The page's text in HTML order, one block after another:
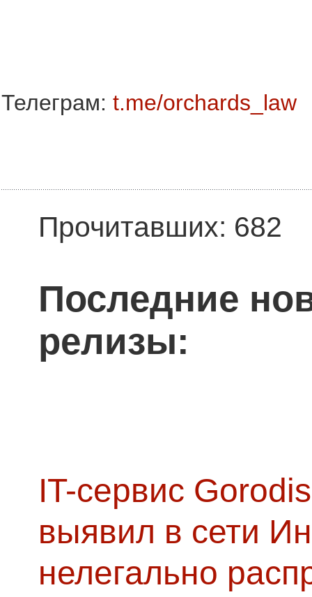
Телеграм: t.me/orchards_law
Прочитавших: 682
Последние
релизы:
IT-сервис
выявил в сети
нелегально